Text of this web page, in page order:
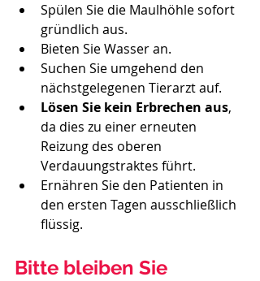
Spülen Sie die Maulhöhle sofort
gründlich aus.
Bieten Sie Wasser an.
Suchen Sie umgehend den
nächstgelegenen Tierarzt auf.
Lösen Sie kein Erbrechen aus,
da dies zu einer erneuten
Reizung des oberen
Verdauungstraktes führt.
Ernähren Sie den Patienten in
den ersten Tagen ausschließlich
flüssig.
Bitte bleiben Sie